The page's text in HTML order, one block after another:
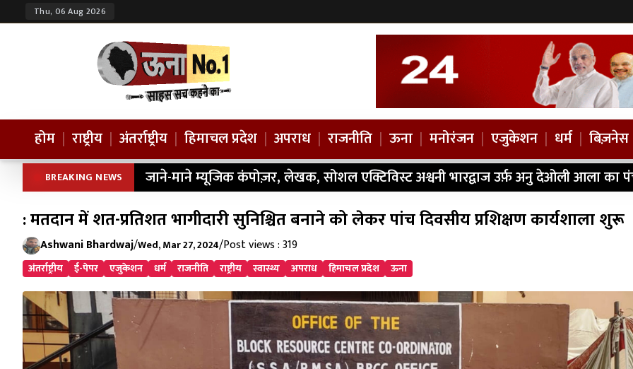
Thu, 06 Aug 2026
होम | राष्ट्रीय | अंतर्राष्ट्रीय | हिमाचल प्रदेश | अपराध | राजनीति | ऊना | मनोरंजन | एजुकेशन | धर्म | बिज़नेस
BREAKING NEWS जाने-माने म्यूजिक कंपोज़र, लेखक, सोशल एक्टिविस्ट अश्वनी भारद्वाज उर्फ़ अनु देओली आला का
: मतदान में शत-प्रतिशत भागीदारी सुनिश्चित बनाने को लेकर पांच दिवसीय प्रशिक्षण कार्यशाला शुरू
Ashwani Bhardwaj/Wed, Mar 27, 2024/Post views : 319
अंतर्राष्ट्रीय ई-पेपर एजुकेशन धर्म राजनीति राष्ट्रीय स्वास्थ्य अपराध हिमाचल प्रदेश ऊना